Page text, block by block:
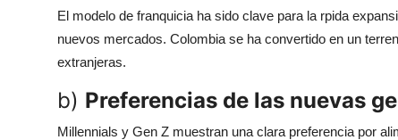
El modelo de franquicia ha sido clave para la rpida
nuevos mercados. Colombia se ha convertido en un
extranjeras.
b) Preferencias de las nuevas
Millennials y Gen Z muestran una clara preferencia por